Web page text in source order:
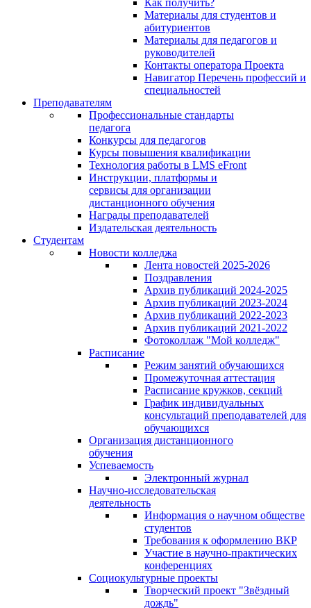
Как получить?
Материалы для студентов и
абитуриентов
Материалы для педагогов и
руководителей
Контакты оператора Проекта
Навигатор Перечень профессий и
специальностей
Преподавателям
Профессиональные стандарты
педагога
Конкурсы для педагогов
Курсы повышения квалификации
Технология работы в LMS eFront
Инструкции, платформы и
сервисы для организации
дистанционного обучения
Награды преподавателей
Издательская деятельность
Студентам
Новости колледжа
Лента новостей 2025-2026
Поздравления
Архив публикаций 2024-2025
Архив публикаций 2023-2024
Архив публикаций 2022-2023
Архив публикаций 2021-2022
Фотоколлаж "Мой колледж"
Расписание
Режим занятий обучающихся
Промежуточная аттестация
Расписание кружков, секций
График индивидуальных
консультаций преподавателей для
обучающихся
Организация дистанционного
обучения
Успеваемость
Электронный журнал
Научно-исследовательская
деятельность
Информация о научном обществе
студентов
Требования к оформлению ВКР
Участие в научно-практических
конференциях
Социокультурные проекты
Творческий проект "Звёздный
дождь"